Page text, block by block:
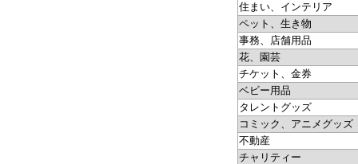
住まい、インテリア
ペット、生き物
事務、店舗用品
花、園芸
チケット、金券
ベビー用品
タレントグッズ
コミック、アニメグッズ
不動産
チャリティー